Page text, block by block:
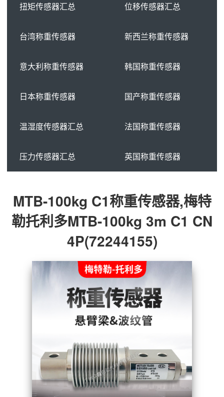
扭矩传感器汇总 位移传感器汇总
台湾称重传感器 新西兰称重传感器
意大利称重传感器 韩国称重传感器
日本称重传感器 国产称重传感器
温湿度传感器汇总 法国称重传感器
压力传感器汇总 英国称重传感器
MTB-100kg C1称重传感器,梅特
勒托利多MTB-100kg 3m C1 CN
4P(72244155)